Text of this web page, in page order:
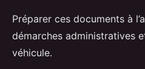
Préparer ces documents à
démarches administratives
véhicule.